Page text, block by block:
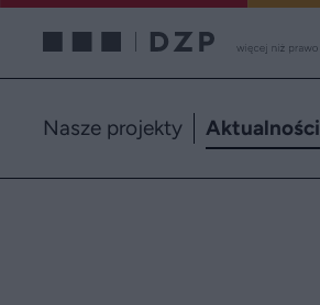
Nasze projekty Aktualności